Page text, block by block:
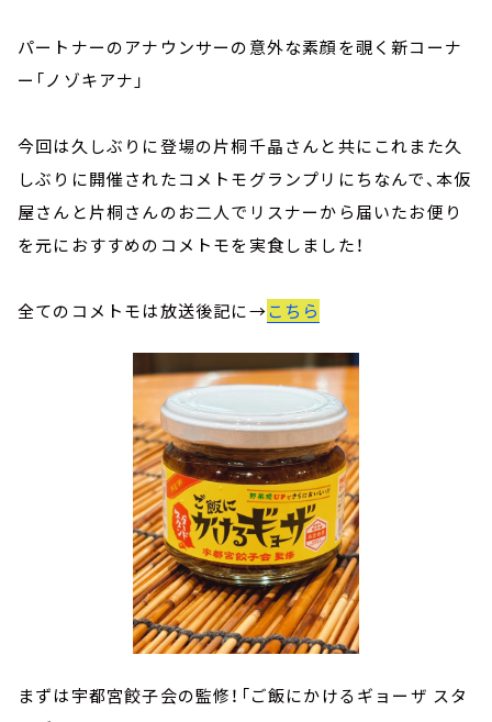
パートナーのアナウンサーの意外な素顔を覗く新コーナ
ー「ノゾキアナ」
今回は久しぶりに登場の片桐千晶さんと共にこれまた久
しぶりに開催されたコメトモグランプリにちなんで、本仮
屋さんと片桐さんのお二人でリスナーから届いたお便り
を元におすすめのコメトモを実食しました！
全てのコメトモは放送後記に→こちら
まずは宇都宮餃子会の監修！「ご飯にかけるギョーザ スタ